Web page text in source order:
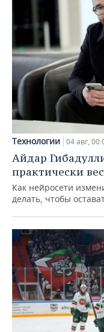
Технологии 04 авг,
Айдар
практически
Как нейросети
делать, чтобы